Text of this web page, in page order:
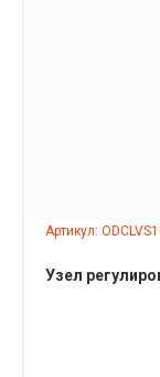
Артикул:
Узел